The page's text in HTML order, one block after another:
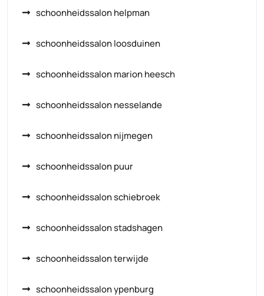
schoonheidssalon helpman
schoonheidssalon loosduinen
schoonheidssalon marion heesch
schoonheidssalon nesselande
schoonheidssalon nijmegen
schoonheidssalon puur
schoonheidssalon schiebroek
schoonheidssalon stadshagen
schoonheidssalon terwijde
schoonheidssalon ypenburg